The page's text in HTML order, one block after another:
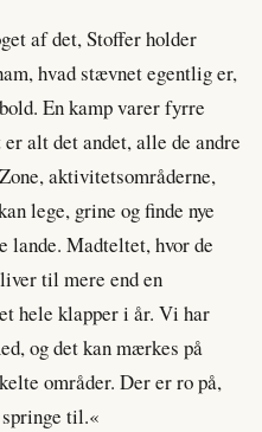
af det, Stoffer holder
hvad stævnet egentlig er,
En kamp varer fyrre
alt det andet, alle de andre
aktivitetsområderne,
lege, grine og finde nye
lande. Madteltet, hvor de
til mere end en
hele klapper i år. Vi har
og det kan mærkes på
områder. Der er ro på,
til.«